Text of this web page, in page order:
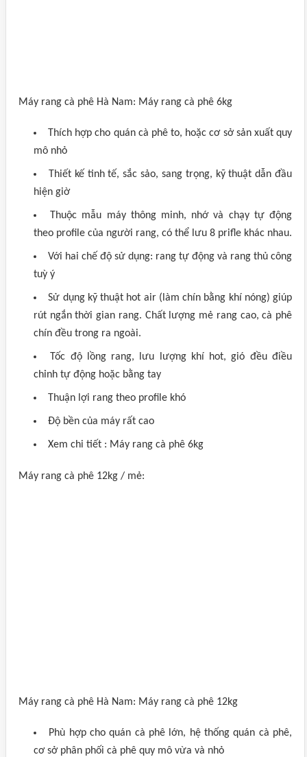
Máy rang cà phê Hà Nam: Máy rang cà phê 6kg
Thích hợp cho quán cà phê to, hoặc cơ sở sản xuất quy
mô nhỏ
Thiết kế tinh tế, sắc sảo, sang trọng, kỹ thuật dẫn đầu
hiện giờ
Thuộc mẫu máy thông minh, nhớ và chạy tự động
theo profile của người rang, có thể lưu 8 prifle khác nhau.
Với hai chế độ sử dụng: rang tự động và rang thủ công
tuỳ ý
Sử dụng kỹ thuật hot air (làm chín bằng khí nóng) giúp
rút ngắn thời gian rang. Chất lượng mẻ rang cao, cà phê
chín đều trong ra ngoài.
Tốc độ lồng rang, lưu lượng khí hot, gió đều điều
chỉnh tự động hoặc bằng tay
Thuận lợi rang theo profile khó
Độ bền của máy rất cao
Xem chi tiết : Máy rang cà phê 6kg
Máy rang cà phê 12kg / mẻ:
Máy rang cà phê Hà Nam: Máy rang cà phê 12kg
Phù hợp cho quán cà phê lớn, hệ thống quán cà phê,
cơ sở phân phối cà phê quy mô vừa và nhỏ